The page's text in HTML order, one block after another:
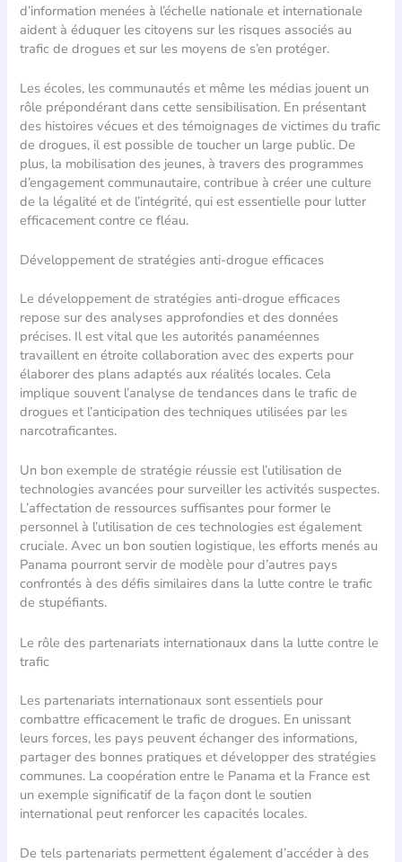
d’information menées à l’échelle nationale et internationale
aident à éduquer les citoyens sur les risques associés au
trafic de drogues et sur les moyens de s’en protéger.
Les écoles, les communautés et même les médias jouent un
rôle prépondérant dans cette sensibilisation. En présentant
des histoires vécues et des témoignages de victimes du trafic
de drogues, il est possible de toucher un large public. De
plus, la mobilisation des jeunes, à travers des programmes
d’engagement communautaire, contribue à créer une culture
de la légalité et de l’intégrité, qui est essentielle pour lutter
efficacement contre ce fléau.
Développement de stratégies anti-drogue efficaces
Le développement de stratégies anti-drogue efficaces
repose sur des analyses approfondies et des données
précises. Il est vital que les autorités panaméennes
travaillent en étroite collaboration avec des experts pour
élaborer des plans adaptés aux réalités locales. Cela
implique souvent l’analyse de tendances dans le trafic de
drogues et l’anticipation des techniques utilisées par les
narcotraficantes.
Un bon exemple de stratégie réussie est l’utilisation de
technologies avancées pour surveiller les activités suspectes.
L’affectation de ressources suffisantes pour former le
personnel à l’utilisation de ces technologies est également
cruciale. Avec un bon soutien logistique, les efforts menés au
Panama pourront servir de modèle pour d’autres pays
confrontés à des défis similaires dans la lutte contre le trafic
de stupéfiants.
Le rôle des partenariats internationaux dans la lutte contre le
trafic
Les partenariats internationaux sont essentiels pour
combattre efficacement le trafic de drogues. En unissant
leurs forces, les pays peuvent échanger des informations,
partager des bonnes pratiques et développer des stratégies
communes. La coopération entre le Panama et la France est
un exemple significatif de la façon dont le soutien
international peut renforcer les capacités locales.
De tels partenariats permettent également d’accéder à des